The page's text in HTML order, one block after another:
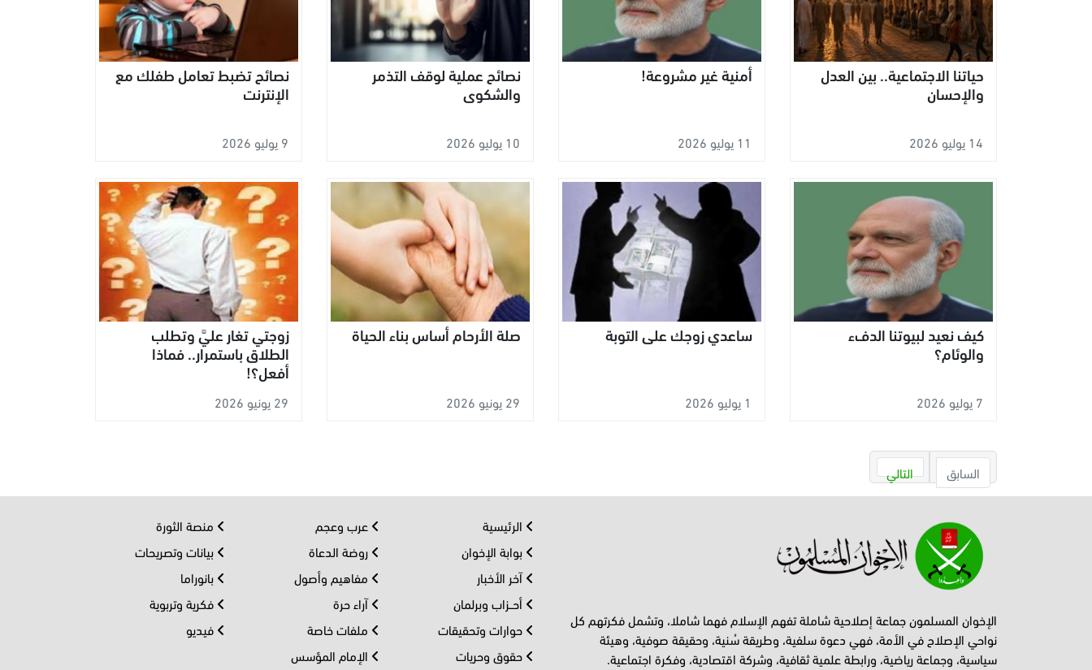
حياتنا الاجتماعية.. بين العدل
والإحسان
14 يوليو 2026
أمنية غير مشروعة!
11 يوليو 2026
نصائح عملية لوقف التذمر
والشكوى
10 يوليو 2026
نصائح تضبط تعامل طفلك مع
الإنترنت
9 يوليو 2026
‬والوئام؟
7 يوليو 2026
ساعدي زوجك على التوبة
1 يوليو 2026
صلة الأرحام أساس بناء الحياة
29 يونيو 2026
زوجتي تغار عليَّ وتطلب
الطلاق باستمرار.. فماذا
أفعل؟!
29 يونيو 2026
السابق التالي
الإخوان المسلمون جماعة إصلاحية شاملة تفهم الإسلام فهما شاملا، وتشمل فكرتهم كل
نواحي الإصلاح في الأمة، فهي دعوة سلفية، وطريقة سُنية، وحقيقة صوفية، وهيئة
سياسية، وجماعة رياضية، ورابطة علمية ثقافية، وشركة اقتصادية، وفكرة اجتماعية.
الرئيسية
بوابة الإخوان
آخر الأخبار
أحــزاب وبرلمان
حوارات وتحقيقات
حقوق وحريات
عرب وعجم
روضة الدعاة
مفاهيم وأصول
آراء حرة
ملفات خاصة
الإمام المؤسس
منصة الثورة
بيانات وتصريحات
بانوراما
فكرية وتربوية
فيديو